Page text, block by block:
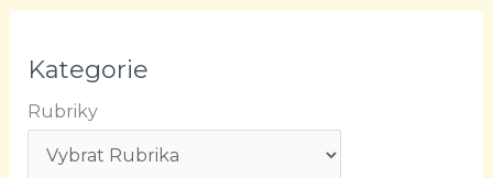
Kategorie
Rubriky